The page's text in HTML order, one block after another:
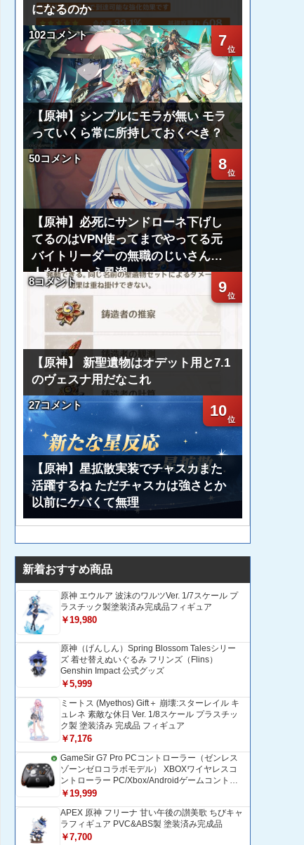
になるのか
7
102コメント
【原神】シンプルにモラが無い モラ
っていくら常に所持しておくべき？
8
50コメント
【原神】必死にサンドローネ下げし
てるのはVPN使ってまでやってる元
バイトリーダーの無職のじいさん一
人だけという風潮
9
8コメント
【原神】 新聖遺物はオデット用と7.1
のヴェスナ用だなこれ
10
27コメント
【原神】星拡散実装でチャスカまた
活躍するね ただチャスカは強さとか
以前にケバくて無理
新着おすすめ商品
原神 エウルア 波沫のワルツVer. 1/7スケール プ
ラスチック製塗装済み完成品フィギュア
￥19,980
原神（げんしん）Spring Blossom Talesシリー
ズ 着せ替えぬいぐるみ フリンズ（Flins）
Genshin Impact 公式グッズ
￥5,999
ミートス (Myethos) Gift＋ 崩壊:スターレイル キ
ュレネ 素敵な休日 Ver. 1/8スケール プラスチッ
ク製 塗装済み 完成品 フィギュア
￥7,176
GameSir G7 Pro PCコントローラー（ゼンレス
ゾーンゼロコラボモデル） XBOXワイヤレスコ
ントローラー PC/Xbox/Androidゲームコントロ
ーラー 1200mAH大容量バッテリー TMRホール
コントローラー 追加ボタン＆トリガー/グリップ
振動モーター搭載 トリガーストップ＆背面ボタ
ンロック付きゲームパッド 光学式マイクロスイ
￥19,999
APEX 原神 フリーナ 甘い午後の讃美歌 ちびキャ
ラフィギュア PVC&ABS製 塗装済み完成品
￥7,700